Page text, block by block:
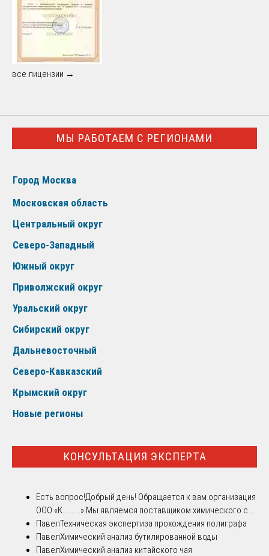
все лицензии →
МЫ РАБОТАЕМ С РЕГИОНАМИ
Город Москва
Московская область
Центральный округ
Северо-Западный
Южный округ
Приволжский округ
Уральский округ
Сибирский округ
Дальневосточный
Северо-Кавказский
Крымский округ
Новые регионы
КОНСУЛЬТАЦИЯ ЭКСПЕРТА
Есть вопрос!Добрый день! Обращается к вам организация
ООО «К..........».Мы являемся поставщиком химического с...
ПавелТехническая экспертиза прохождения полиграфа
ПавелХимический анализ бутилированной воды
ПавелХимический анализ китайского чая